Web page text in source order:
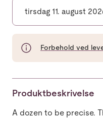
tirsdag 11. august
Forbehold ved
Produktbeskrivelse
A dozen to be precise.